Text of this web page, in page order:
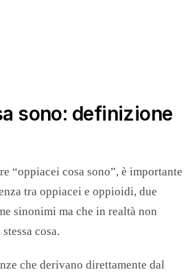
sono: definizione
“oppiacei cosa sono”, è importante
tra oppiacei e oppioidi, due
sinonimi ma che in realtà non
cosa.
che derivano direttamente dal